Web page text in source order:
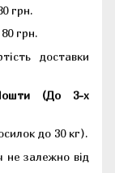
грн.
грн.
доставки
(До 3-х
до 30 кг).
не залежно від